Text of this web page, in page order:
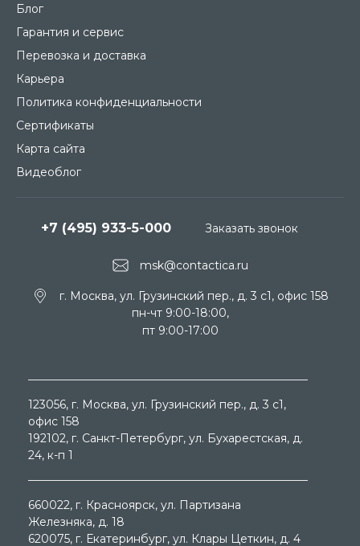
Блог
Гарантия и сервис
Перевозка и доставка
Карьера
Политика конфиденциальности
Сертификаты
Карта сайта
Видеоблог
msk@contactica.ru
+7 (495) 933-5-000
г. Москва, ул. Грузинский пер., д. 3 c1, офис 158
пн-чт 9:00-18:00,
пт 9:00-17:00
Заказать звонок
123056, г. Москва, ул. Грузинский пер., д. 3 c1,
офис 158
192102, г. Санкт-Петербург, ул. Бухарестская, д.
24, к-п 1
660022, г. Красноярск, ул. Партизана
Железняка, д. 18
620075, г. Екатеринбург, ул. Клары Цеткин, д. 4